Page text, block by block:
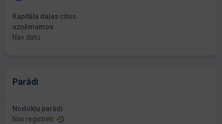
Kapitāla daļas citos
uzņēmumos
Nav datu
Parādi
Nodokļu parādi
Nav reģistrēti